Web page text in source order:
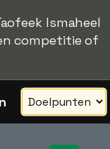
Ismaheel
competitie of